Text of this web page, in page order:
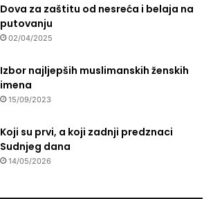
Dova za zaštitu od nesreća i belaja na
putovanju
02/04/2025
Izbor najljepših muslimanskih ženskih
imena
15/09/2023
Koji su prvi, a koji zadnji predznaci
Sudnjeg dana
14/05/2026